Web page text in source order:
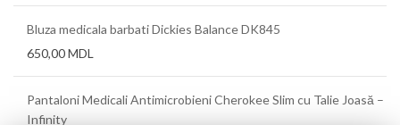
Bluza medicala barbati Dickies Balance DK845
650,00MDL
Pantaloni Medicali Antimicrobieni Cherokee Slim cu Talie Joasă –
Infinity